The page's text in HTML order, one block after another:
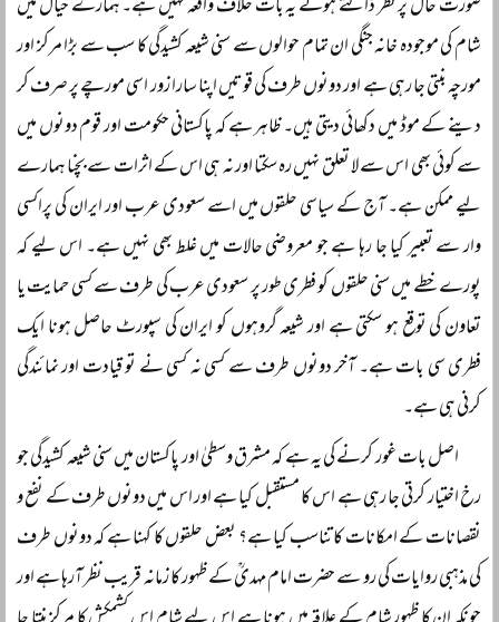
صورت حال پر نظر ڈالتے ہوئے یہ بات خلاف واقعہ نہیں ہے۔ ہمارے خیال میں
شام کی موجودہ خانہ جنگی ان تمام حوالوں سے سنی شیعہ کشیدگی کا سب سے بڑا مرکز اور
مورچہ بنتی جا رہی ہے اور دونوں طرف کی قوتیں اپنا سارا زور اسی مورچے پر صرف کر
دینے کے موڈ میں دکھائی دیتی ہیں۔ ظاہر ہے کہ پاکستانی حکومت اور قوم دونوں میں
سے کوئی بھی اس سے لا تعلق نہیں رہ سکتا اور نہ ہی اس کے اثرات سے بچنا ہمارے
لیے ممکن ہے۔ آج کے سیاسی حلقوں میں اسے سعودی عرب اور ایران کی پراکسی
وار سے تعبیر کیا جا رہا ہے جو معروضی حالات میں غلط بھی نہیں ہے۔ اس لیے کہ
پورے خطے میں سنی حلقوں کو فطری طور پر سعودی عرب کی طرف سے کسی حمایت یا
تعاون کی توقع ہو سکتی ہے اور شیعہ گروہوں کو ایران کی سپورٹ حاصل ہونا ایک
فطری سی بات ہے۔ آخر دونوں طرف سے کسی نہ کسی نے تو قیادت اور نمائندگی
کرنی ہی ہے۔
اصل بات غور کرنے کی یہ ہے کہ مشرق وسطیٰ اور پاکستان میں سنی شیعہ کشیدگی جو
رخ اختیار کرتی جا رہی ہے اس کا مستقبل کیا ہے اور اس میں دونوں طرف کے نفع و
نقصانات کے امکانات کا تناسب کیا ہے؟ بعض حلقوں کا کہنا ہے کہ دونوں طرف
کی مذہبی روایات کی رو سے حضرت امام مہدیؒ کے ظہور کا زمانہ قریب نظر آرہا ہے اور